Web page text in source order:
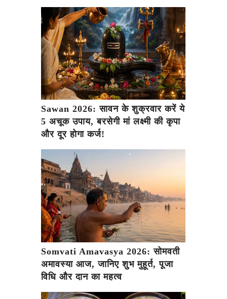
Sawan 2026: सावन के शुक्रवार करें ये
5 अचूक उपाय, बरसेगी मां लक्ष्मी की कृपा
और दूर होगा कर्ज!
Somvati Amavasya 2026: सोमवती
अमावस्या आज, जानिए शुभ मुहूर्त, पूजा
विधि और दान का महत्व